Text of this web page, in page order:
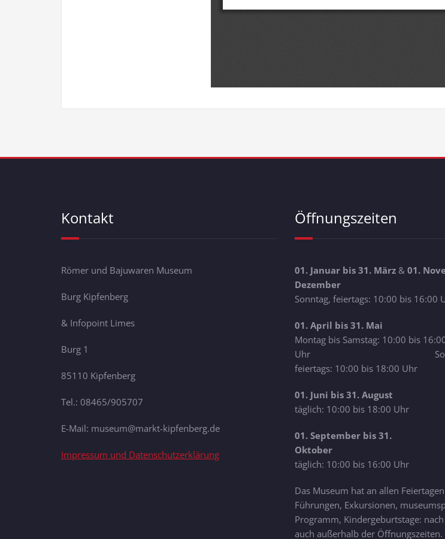
Kontakt
Römer und Bajuwaren Museum
Burg Kipfenberg
& Infopoint Limes
Burg 1
85110 Kipfenberg
Tel.: 08465/905707
E-Mail: museum@markt-kipfenberg.de
Impressum und Datenschutzerklärung
Öffnungszeiten
01. Januar bis 31. März & 01.
Dezember
Sonntag, feiertags: 10:00 bis 16:00
01. April bis 31. Mai
Montag bis Samstag: 10:00 bis
Uhr
feiertags: 10:00 bis 18:00 Uhr
01. Juni bis 31. August
täglich: 10:00 bis 18:00 Uhr
01. September bis 31.
täglich: 10:00 bis 16:00 Uhr
Das Museum hat an allen
Führungen, Exkursionen,
Programm, Kindergeburtstage:
auch außerhalb der Öffnungszeiten.